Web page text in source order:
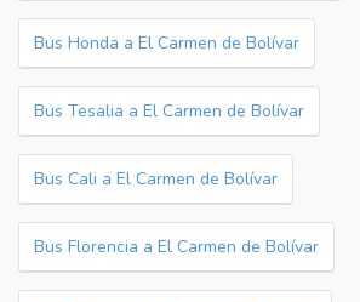
Bus Honda a El Carmen de Bolívar
Bus Tesalia a El Carmen de Bolívar
Bus Cali a El Carmen de Bolívar
Bus Florencia a El Carmen de Bolívar